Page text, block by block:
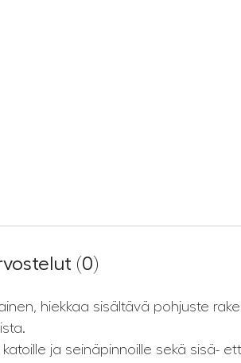
(0)
hiekkaa sisältävä pohjuste
katoille ja seinäpinnoille sekä sisä-